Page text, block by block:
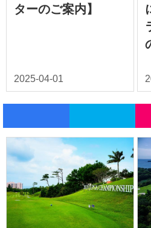
ターのご案内】